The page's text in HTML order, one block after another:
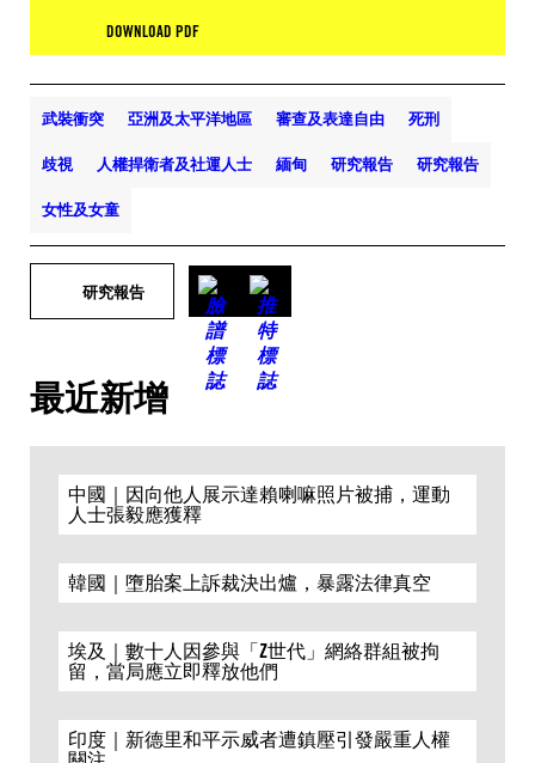
DOWNLOAD PDF
武裝衝突 亞洲及太平洋地區 審查及表達自由 死刑
歧視 人權捍衛者及社運人士 緬甸 研究報告 研究報告
女性及女童
研究報告
最近新增
中國｜因向他人展示達賴喇嘛照片被捕，運動
人士張毅應獲釋
韓國｜墮胎案上訴裁決出爐，暴露法律真空
埃及｜數十人因參與「Z世代」網絡群組被拘
留，當局應立即釋放他們
印度｜新德里和平示威者遭鎮壓引發嚴重人權